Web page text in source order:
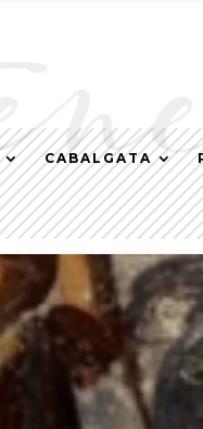
CABALGATA